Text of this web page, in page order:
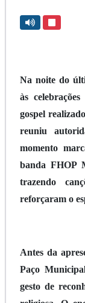
Na noite do
às
gospel
reuniu
momento
banda FHOP
trazendo
reforçaram o
Antes da
Paço
gesto de